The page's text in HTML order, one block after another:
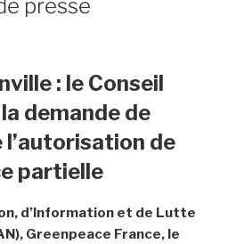
presse
: le Conseil
demande de
l’autorisation de
partielle
d’Information et de Lutte
Greenpeace France, le